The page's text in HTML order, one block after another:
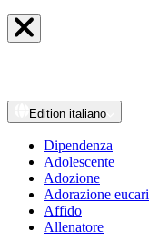
Edition italiano
Dipendenza
Adolescente
Adozione
Adorazione
Affido
Allenatore